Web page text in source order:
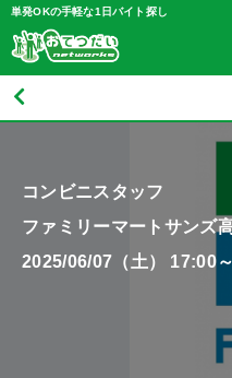
単発OKの手軽な1日バイト探し
コンビニスタッフ
ファミリーマートサンズ
2025/06/07（土） 17:00